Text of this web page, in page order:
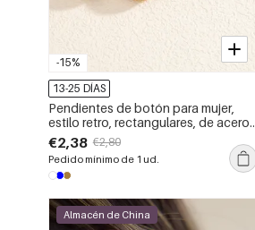
-15%
13-25 DÍAS
Pendientes de botón para mujer,
estilo retro, rectangulares, de acero
inoxidable, impermeables, color
dorado, con diamantes de imitación
y piedras preciosas artificiales.
€2,38 €2,80
Pedido mínimo de 1 ud.
Almacén de China